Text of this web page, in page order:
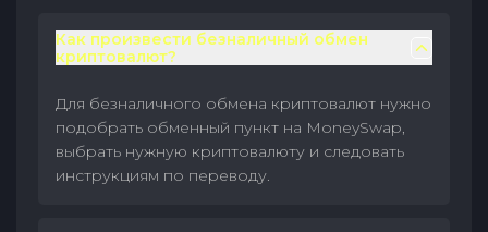
Как произвести безналичный обмен
криптовалют?
Для безналичного обмена криптовалют нужно
подобрать обменный пункт на MoneySwap,
выбрать нужную криптовалюту и следовать
инструкциям по переводу.